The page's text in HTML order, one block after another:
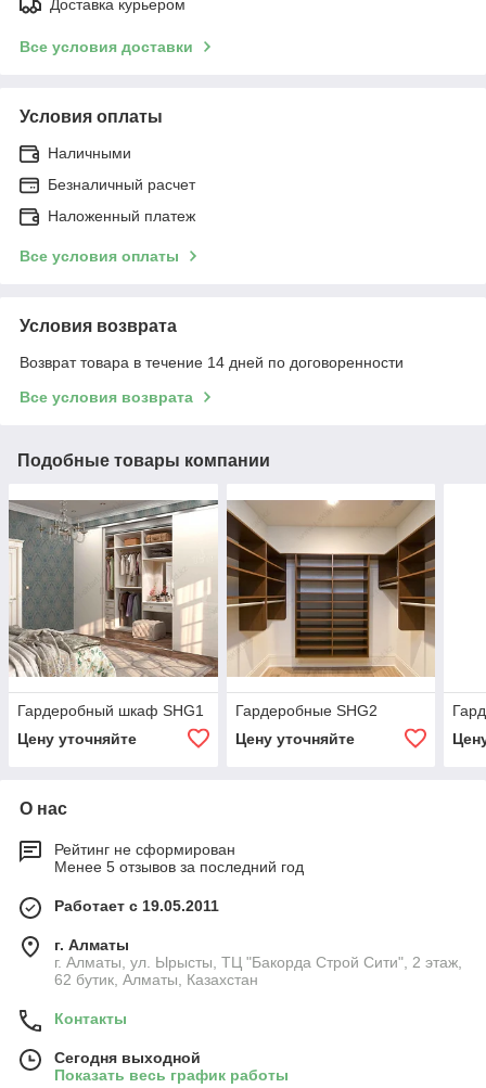
Доставка курьером
Все условия доставки
Условия оплаты
Наличными
Безналичный расчет
Наложенный платеж
Все условия оплаты
Условия возврата
Возврат товара в течение 14 дней по договоренности
Все условия возврата
Подобные товары компании
Гардеробный шкаф SHG1
Цену уточняйте
Гардеробные SHG2
Цену уточняйте
О нас
Рейтинг не сформирован
Менее 5 отзывов за последний год
Работает с 19.05.2011
г. Алматы
г. Алматы, ул. Ырысты, ТЦ "Бакорда Строй Сити", 2 этаж,
62 бутик, Алматы, Казахстан
Контакты
Сегодня выходной
Показать весь график работы